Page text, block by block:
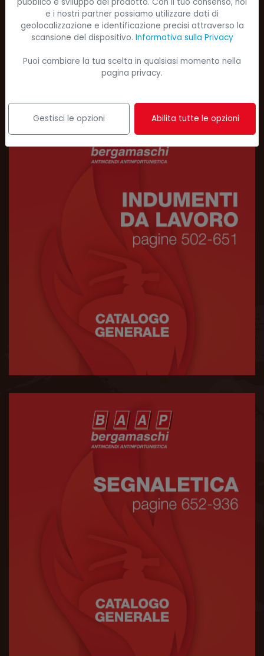
e i nostri partner possiamo utilizzare dati di
geolocalizzazione e identificazione precisi attraverso la
scansione del dispositivo. Informativa sulla Privacy
Puoi cambiare la tua scelta in qualsiasi momento nella
pagina privacy.
Gestisci le opzioni Abilita tutte le opzioni